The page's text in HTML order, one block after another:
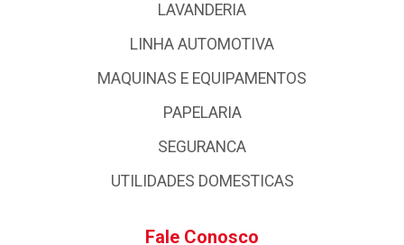
LAVANDERIA
LINHA AUTOMOTIVA
MAQUINAS E EQUIPAMENTOS
PAPELARIA
SEGURANCA
UTILIDADES DOMESTICAS
Fale Conosco